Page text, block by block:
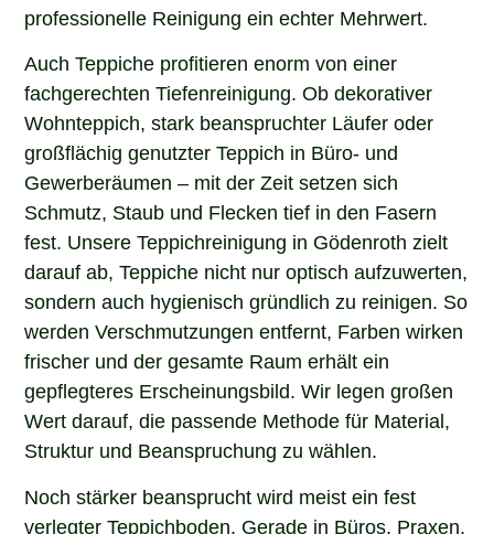
professionelle Reinigung ein echter Mehrwert.
Auch Teppiche profitieren enorm von einer
fachgerechten Tiefenreinigung. Ob dekorativer
Wohnteppich, stark beanspruchter Läufer oder
großflächig genutzter Teppich in Büro- und
Gewerberäumen – mit der Zeit setzen sich
Schmutz, Staub und Flecken tief in den Fasern
fest. Unsere Teppichreinigung in Gödenroth zielt
darauf ab, Teppiche nicht nur optisch aufzuwerten,
sondern auch hygienisch gründlich zu reinigen. So
werden Verschmutzungen entfernt, Farben wirken
frischer und der gesamte Raum erhält ein
gepflegteres Erscheinungsbild. Wir legen großen
Wert darauf, die passende Methode für Material,
Struktur und Beanspruchung zu wählen.
Noch stärker beansprucht wird meist ein fest
verlegter Teppichboden. Gerade in Büros, Praxen,